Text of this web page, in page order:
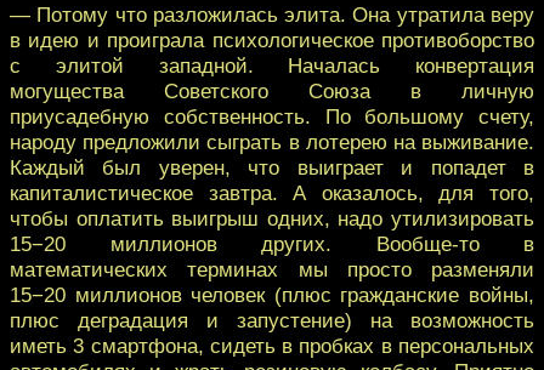
— Потому что разложилась элита. Она утратила веру
в идею и проиграла психологическое противоборство
с элитой западной. Началась конвертация
могущества Советского Союза в личную
приусадебную собственность. По большому счету,
народу предложили сыграть в лотерею на выживание.
Каждый был уверен, что выиграет и попадет в
капиталистическое завтра. А оказалось, для того,
чтобы оплатить выигрыш одних, надо утилизировать
15−20 миллионов других. Вообще-то в
математических терминах мы просто разменяли
15−20 миллионов человек (плюс гражданские войны,
плюс деградация и запустение) на возможность
иметь 3 смартфона, сидеть в пробках в персональных